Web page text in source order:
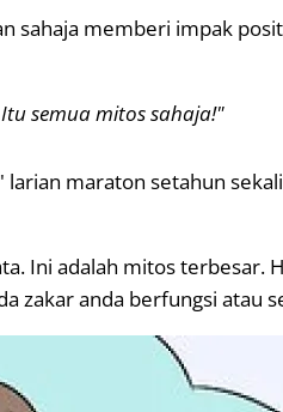
sahaja memberi impak
semua mitos sahaja!"
maraton setahun
Ini adalah mitos terbesar.
zakar anda berfungsi atau